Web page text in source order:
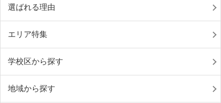
選ばれる理由
エリア特集
学校区から探す
地域から探す